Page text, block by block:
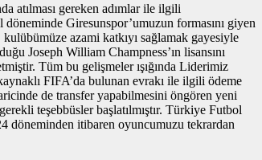
atılması gereken adımlar ile ilgili
Giresunspor’umuzun formasını giyen
azami katkıyı sağlamak gayesiyle
Joseph William Champness’ın lisansını
Tüm bu gelişmeler ışığında Liderimiz
FIFA’da bulunan evrakı ile ilgili ödeme
de transfer yapabilmesini öngören yeni
teşebbüsler başlatılmıştır. Türkiye Futbol
döneminden itibaren oyuncumuzu tekrardan